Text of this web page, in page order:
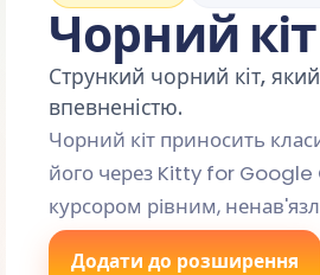
Чорний кіт
Стрункий чорний кіт,
впевненістю.
Чорний кіт приносить
його через Kitty for Google
курсором рівним,
Додати до розширення